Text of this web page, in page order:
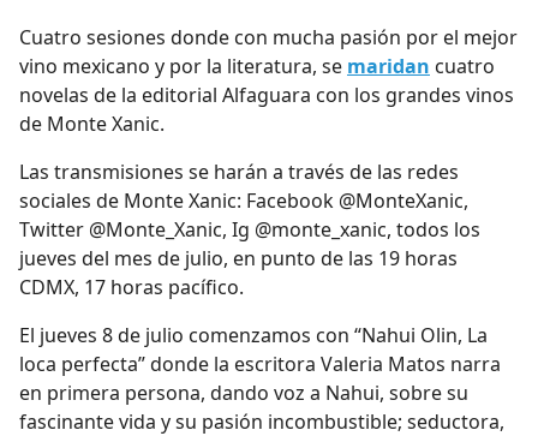
Cuatro sesiones donde con mucha pasión por el mejor
vino mexicano y por la literatura, se maridan cuatro
novelas de la editorial Alfaguara con los grandes vinos
de Monte Xanic.
Las transmisiones se harán a través de las redes
sociales de Monte Xanic: Facebook @MonteXanic,
Twitter @Monte_Xanic, Ig @monte_xanic, todos los
jueves del mes de julio, en punto de las 19 horas
CDMX, 17 horas pacífico.
El jueves 8 de julio comenzamos con “Nahui Olin, La
loca perfecta”donde la escritora Valeria Matos narra
en primera persona, dando voz a Nahui, sobre su
fascinante vida y su pasión incombustible; seductora,